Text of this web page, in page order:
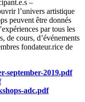
–
l’univers artistique
peuvent être donnés
par tous les
de cours, d’événements
fondateur.rice de
september-2019.pdf
adc.pdf